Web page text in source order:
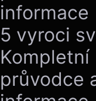
informace
5 vyroci
Kompletní
průvodce